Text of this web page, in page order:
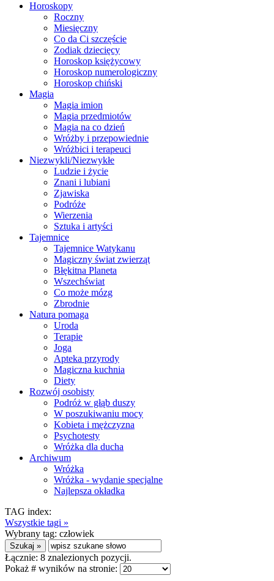
Horoskopy
Roczny
Miesięczny
Co da Ci szczęście
Zodiak dziecięcy
Horoskop księżycowy
Horoskop numerologiczny
Horoskop chiński
Magia
Magia imion
Magia przedmiotów
Magia na co dzień
Wróżby i przepowiednie
Wróżbici i terapeuci
Niezwykli/Niezwykłe
Ludzie i życie
Znani i lubiani
Zjawiska
Podróże
Wierzenia
Sztuka i artyści
Tajemnice
Tajemnice Watykanu
Magiczny świat zwierząt
Błękitna Planeta
Wszechświat
Co może mózg
Zbrodnie
Natura pomaga
Uroda
Terapie
Joga
Apteka przyrody
Magiczna kuchnia
Diety
Rozwój osobisty
Podróż w głąb duszy
W poszukiwaniu mocy
Kobieta i mężczyzna
Psychotesty
Wróżka dla ducha
Archiwum
Wróżka
Wróżka - wydanie specjalne
Najlepsza okładka
TAG index:
Wszystkie tagi »
Wybrany tag: człowiek
Łącznie: 8 znalezionych pozycji.
Pokaż # wyników na stronie: